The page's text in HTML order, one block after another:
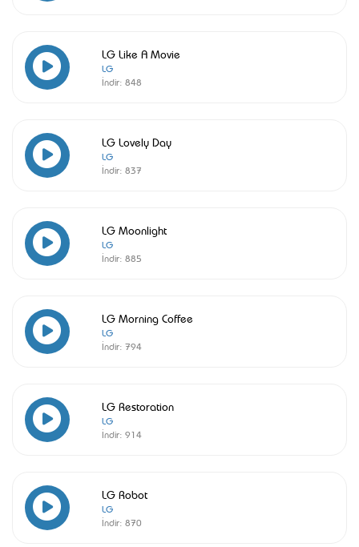
LG Like A Movie
LG
İndir: 848
LG Lovely Day
LG
İndir: 837
LG Moonlight
LG
İndir: 885
LG Morning Coffee
LG
İndir: 794
LG Restoration
LG
İndir: 914
LG Robot
LG
İndir: 870